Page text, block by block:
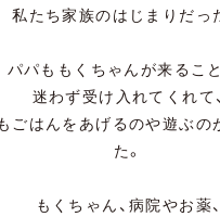
私たち家族のはじまりだっ
パパももくちゃんが来ること
迷わず受け入れてくれて、
ごはんをあげるのや遊ぶの
た。
もくちゃん、病院やお薬、